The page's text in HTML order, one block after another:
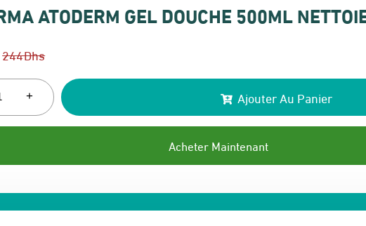
ATODERM GEL DOUCHE 500ML
244Dhs
+ Ajouter Au Panier
Acheter Maintenant